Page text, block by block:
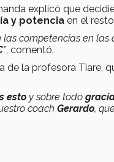
explicó que
y potencia en el
competencias en las
”, comentó.
de la profesora Tiare,
esto y sobre todo
coach Gerardo,